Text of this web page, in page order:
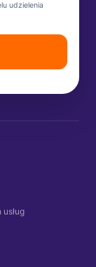
udzielenia